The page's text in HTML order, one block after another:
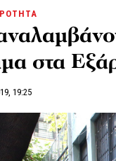
στα
19:25